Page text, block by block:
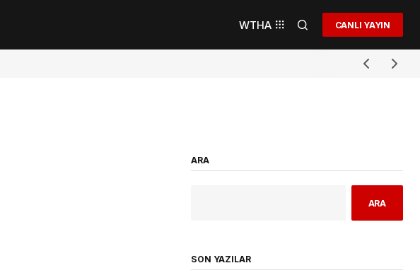
WTHA CANLI YAYIN
ARA
ARA
SON YAZILAR